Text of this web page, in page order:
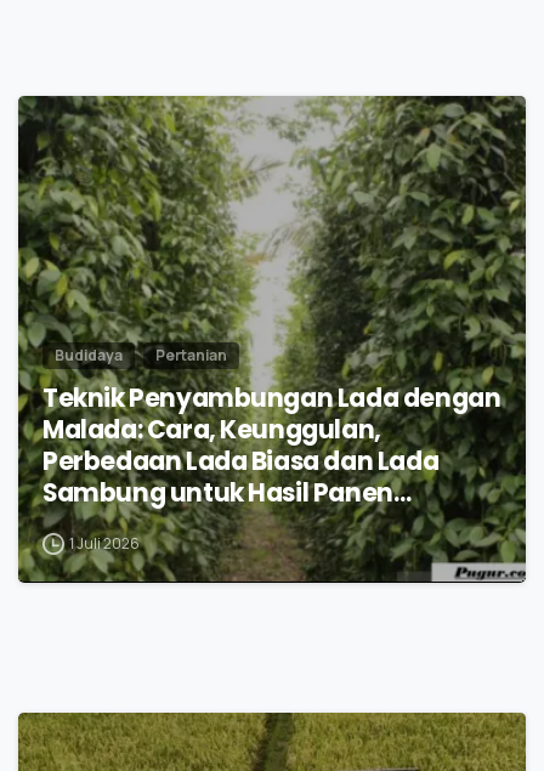
0
Budidaya Pertanian
Teknik Penyambungan Lada dengan
Malada: Cara, Keunggulan,
Perbedaan Lada Biasa dan Lada
Sambung untuk Hasil Panen
Maksimal
1 Juli 2026
0